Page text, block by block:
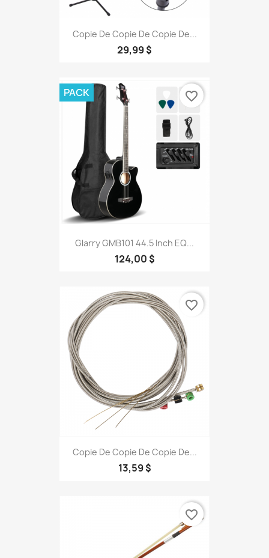
Copie De Copie De Copie De...
29,99 $
Glarry GMB101 44.5 Inch EQ...
124,00 $
PACK favorite_border
Copie De Copie De Copie De...
13,59 $
favorite_border
favorite_border